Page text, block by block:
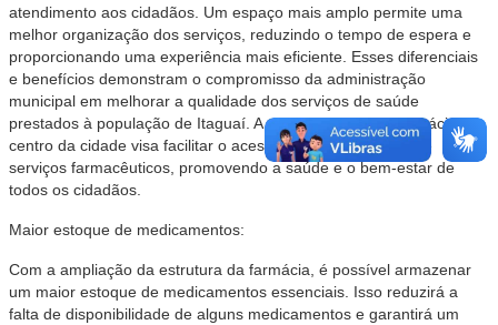
atendimento aos cidadãos. Um espaço mais amplo permite uma
melhor organização dos serviços, reduzindo o tempo de espera e
proporcionando uma experiência mais eficiente. Esses diferenciais
e benefícios demonstram o compromisso da administração
municipal em melhorar a qualidade dos serviços de saúde
prestados à população de Itaguaí. A nova estrutura da farmácia no
centro da cidade visa facilitar o acesso aos medicamentos e
serviços farmacêuticos, promovendo a saúde e o bem-estar de
todos os cidadãos.
Maior estoque de medicamentos:
Com a ampliação da estrutura da farmácia, é possível armazenar
um maior estoque de medicamentos essenciais. Isso reduzirá a
falta de disponibilidade de alguns medicamentos e garantirá um